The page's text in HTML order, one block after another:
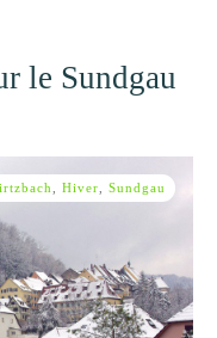
le Sundgau
Hiver Sundgau